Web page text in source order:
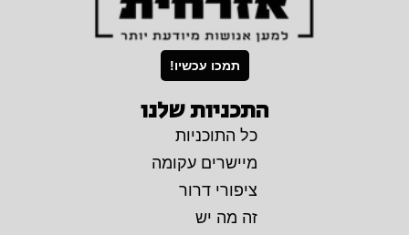
תמכו עכשיו!
התכניות שלנו
כל התוכניות
מיישרים עקומה
ציפורי דרור
זה מה יש